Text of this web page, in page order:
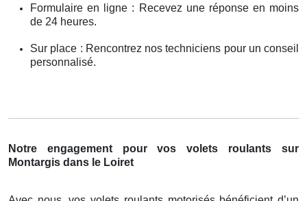
Formulaire en ligne : Recevez une réponse en moins
de 24 heures.
Sur place : Rencontrez nos techniciens pour un conseil
personnalisé.
Notre engagement pour vos volets roulants sur
Montargis dans le Loiret